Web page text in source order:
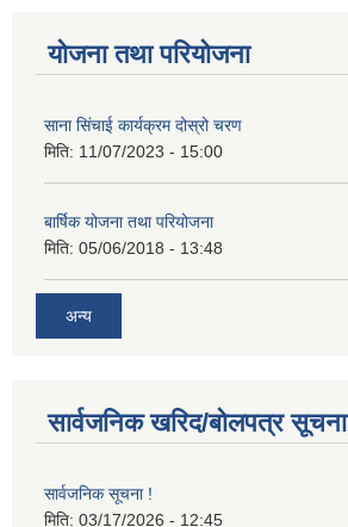
योजना तथा परियोजना
साना सिंचाई कार्यक्रम दोस्रो चरण
मिति: 11/07/2023 - 15:00
बार्षिक योजना तथा परियोजना
मिति: 05/06/2018 - 13:48
अन्य
सार्वजनिक खरिद/बोलपत्र सूचना
सार्वजनिक सूचना !
मिति: 03/17/2026 - 12:45